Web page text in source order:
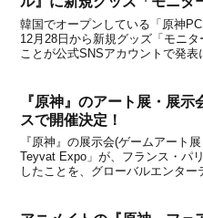
韓国でオープンしている「原神
12月28日から新規グッズ「モニ
ことが公式SNSアカウントで発表
『原神』のアート展・展
スで開催決定！
『原神』の展示会(ゲームアート
Teyvat Expo」が、フランス・パ
したことを、グローバルエンタ